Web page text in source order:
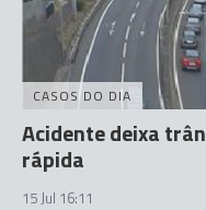
CASOS DO DIA
Acidente deixa
rápida
15 Jul 16:11